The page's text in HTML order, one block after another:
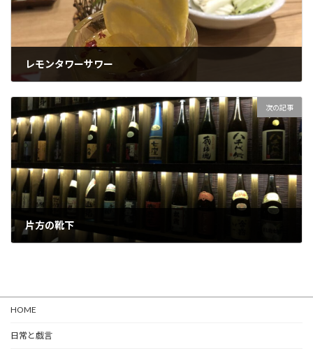
レモンタワーサワー
次の記事
片方の靴下
HOME
日常と戯言